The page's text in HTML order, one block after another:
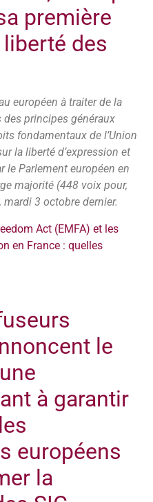
première
des
européen à traiter de la
principes généraux
fondamentaux de l’Union
la liberté d’expression et
le Parlement européen en
majorité (448 voix pour,
3 octobre dernier.
Act (EMFA) et les
en France : quelles
le
à garantir
européens
la